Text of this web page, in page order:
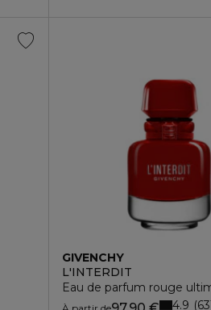
GIVENCHY
L'INTERDIT
Eau de parfum rouge
4.9